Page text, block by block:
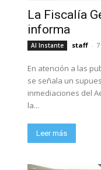
La Fiscalía
informa
Al Instante staff -
En atención a las
se señala un
inmediaciones del
la...
Leer más